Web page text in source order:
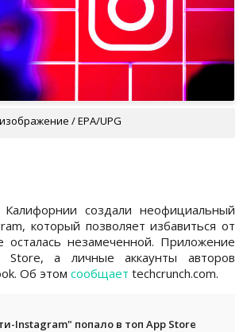
/ EPA/UPG
Калифорнии создали неофициальный
который позволяет избавиться от
незамеченной. Приложение
а личные аккаунты авторов
Об этом сообщает techcrunch.com.
Instagram" попало в топ App Store